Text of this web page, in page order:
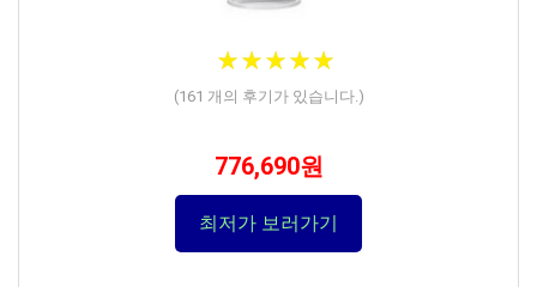
★★★★★
★★★★★
(161 개의 후기가 있습니다.)
776,690원
최저가 보러가기